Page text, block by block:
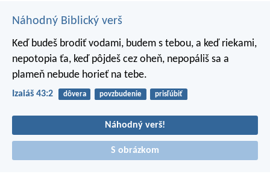
Náhodný Biblický verš
Keď budeš brodiť vodami, budem s tebou, a keď riekami,
nepotopia ťa, keď pôjdeš cez oheň, nepopáliš sa a
plameň nebude horieť na tebe.
Izaiáš 43:2 dôvera povzbudenie prisľúbiť
Náhodný verš!
S obrázkom